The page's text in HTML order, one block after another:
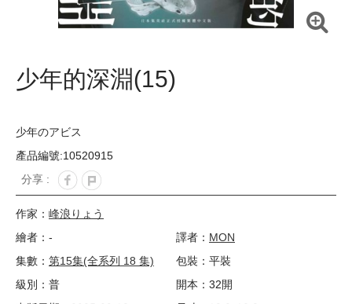
少年的深淵(15)
少年のアビス
產品編號:10520915
分享 :
作家： 峰浪りょう
繪者：-
譯者： MON
集數： 第15集(全系列 18 集)
包裝：平裝
級別：普
開本：32開